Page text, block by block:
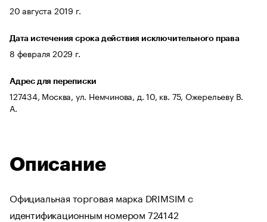
20 августа 2019 г.
Дата истечения срока действия исключительного права
8 февраля 2029 г.
Адрес для переписки
127434, Москва, ул. Немчинова, д. 10, кв. 75, Ожерельеву В.
А.
Описание
Официальная торговая марка DRIMSIM с
идентификационным номером 724142